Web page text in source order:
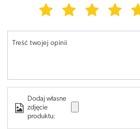
Treść twojej opinii
Dodaj własne
zdjęcie
produktu: